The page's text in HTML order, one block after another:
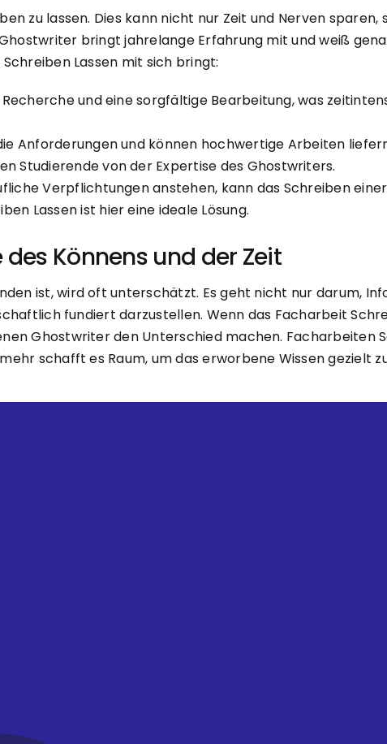
zu lassen. Dies kann nicht nur Zeit und Nerven sparen,
bringt jahrelange Erfahrung mit und weiß
Lassen mit sich bringt:
und eine sorgfältige Bearbeitung, was
Anforderungen und können hochwertige Arbeiten
Studierende von der Expertise des Ghostwriters.
Verpflichtungen anstehen, kann das Schreiben
Lassen ist hier eine ideale Lösung.
Könnens und der Zeit
ist, wird oft unterschätzt. Es geht nicht nur darum,
fundiert darzustellen. Wenn das Facharbeit
Ghostwriter den Unterschied machen. Facharbeiten
schafft es Raum, um das erworbene Wissen gezielt